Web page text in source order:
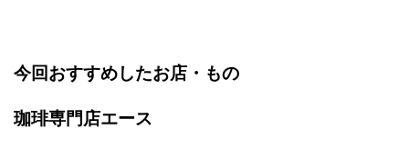
今回おすすめしたお店・もの
珈琲専門店エース